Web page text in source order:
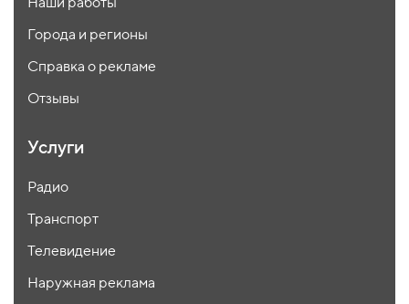
Города и регионы
Справка о рекламе
Отзывы
Услуги
Радио
Транспорт
Телевидение
Наружная реклама